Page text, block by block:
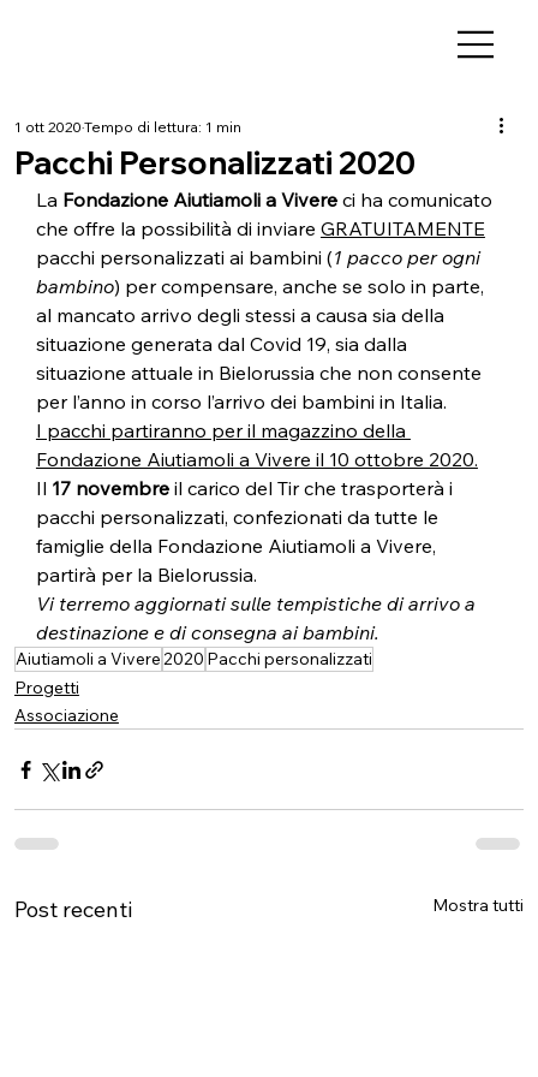
Pacchi Personalizzati 2020
1 ott 2020Tempo di lettura: 1 min
La Fondazione Aiutiamoli a Vivere ci ha comunicato
che offre la possibilità di inviare GRATUITAMENTE
pacchi personalizzati ai bambini (1 pacco per ogni
bambino) per compensare, anche se solo in parte,
al mancato arrivo degli stessi a causa sia della
situazione generata dal Covid 19, sia dalla
situazione attuale in Bielorussia che non consente
per l’anno in corso l’arrivo dei bambini in Italia.
I pacchi partiranno per il magazzino della
Fondazione Aiutiamoli a Vivere il 10 ottobre 2020.
Il 17 novembre il carico del Tir che trasporterà i
pacchi personalizzati, confezionati da tutte le
famiglie della Fondazione Aiutiamoli a Vivere,
partirà per la Bielorussia.
Vi terremo aggiornati sulle tempistiche di arrivo a
destinazione e di consegna ai bambini.
Aiutiamoli a Vivere2020 Pacchi personalizzati
Progetti
Associazione
Post recenti Mostra tutti